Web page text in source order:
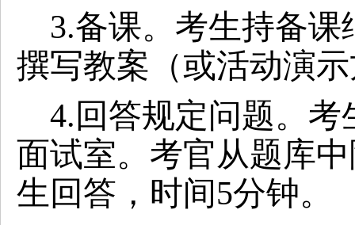
3.备课。考生持备
撰写教案（或活动演
4.回答规定问题。
面试室。考官从题库
生回答，时间5分钟。